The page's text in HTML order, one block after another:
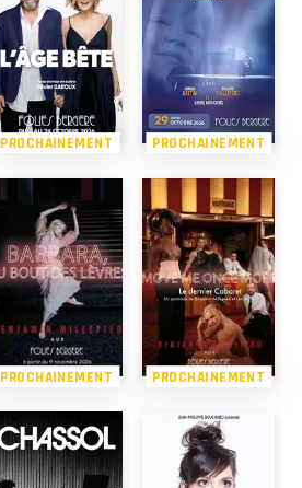
PROCHAINEMENT PROCHAINEMENT
PROCHAINEMENT PROCHAINEMENT